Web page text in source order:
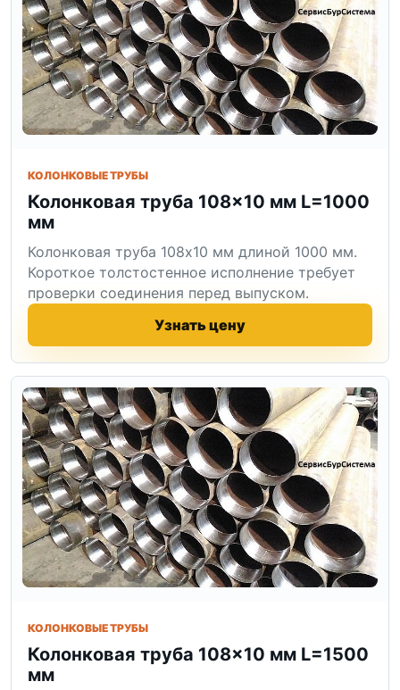
КОЛОНКОВЫЕ ТРУБЫ
Колонковая труба 108×10 мм L=1000
мм
Колонковая труба 108x10 мм длиной 1000 мм.
Короткое толстостенное исполнение требует
проверки соединения перед выпуском.
Узнать цену
КОЛОНКОВЫЕ ТРУБЫ
Колонковая труба 108×10 мм L=1500
мм